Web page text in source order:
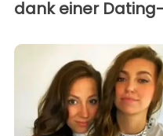
dank einer